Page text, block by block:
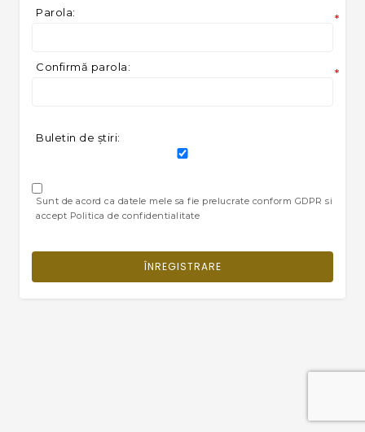
Parola: *
Confirmă parola: *
Buletin de ştiri:
Sunt de acord ca datele mele sa fie prelucrate conform GDPR si
accept Politica de confidentialitate
ÎNREGISTRARE